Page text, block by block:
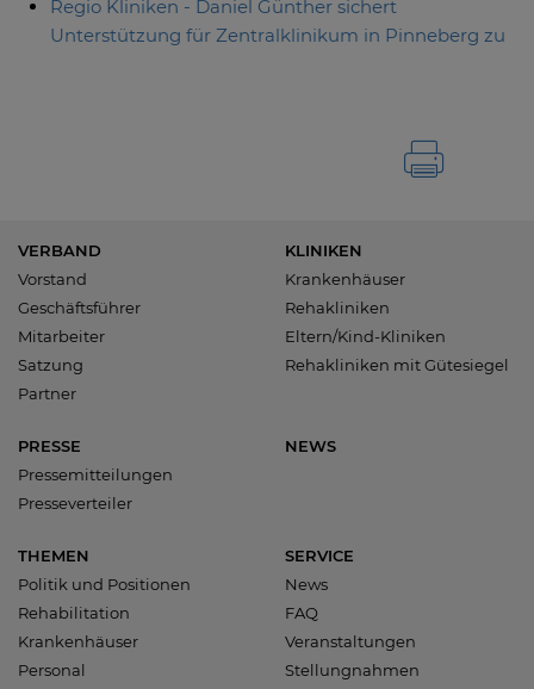
Regio Kliniken - Daniel Günther sichert
Unterstützung für Zentralklinikum in Pinneberg zu
VERBAND
Vorstand
Geschäftsführer
Mitarbeiter
Satzung
Partner
KLINIKEN
Krankenhäuser
Rehakliniken
Eltern/Kind-Kliniken
Rehakliniken mit Gütesiegel
PRESSE
Pressemitteilungen
Presseverteiler
NEWS
THEMEN
Politik und Positionen
Rehabilitation
Krankenhäuser
Personal
SERVICE
News
FAQ
Veranstaltungen
Stellungnahmen